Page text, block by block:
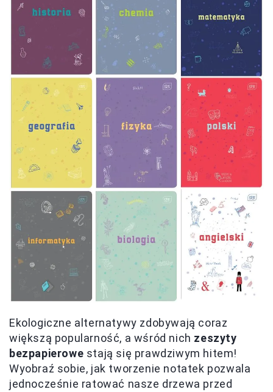
Ekologiczne alternatywy zdobywają coraz
większą popularność, a wśród nich zeszyty
bezpapierowe stają się prawdziwym hitem!
Wyobraź sobie, jak tworzenie notatek pozwala
jednocześnie ratować nasze drzewa przed